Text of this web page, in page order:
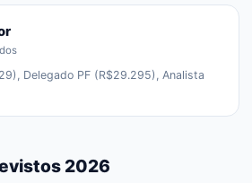
Delegado PF (R$29.295), Analista
2026